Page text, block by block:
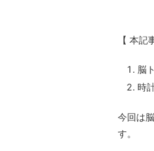
【 本記
脳
時
今回は
す。